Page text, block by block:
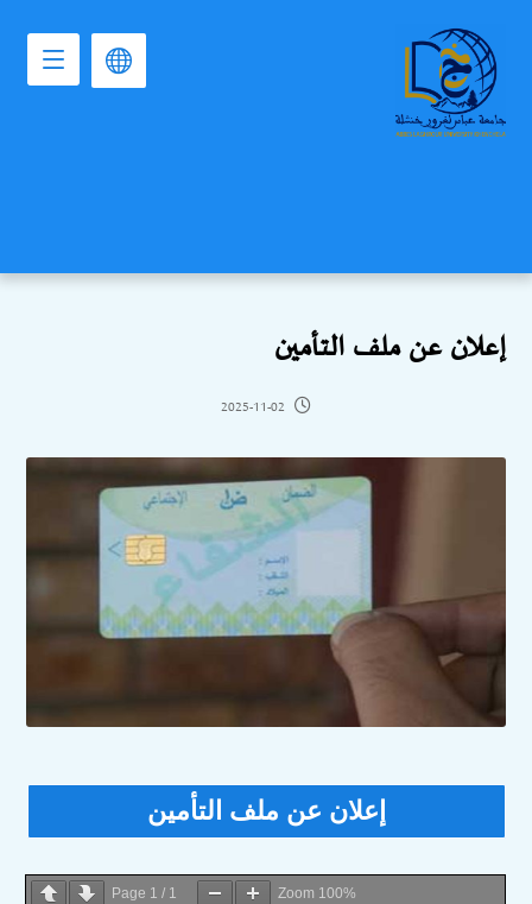
إعلان عن ملف التأمين
2025-11-02
إعلان عن ملف التأمين
Page 1 / 1 Zoom 100%